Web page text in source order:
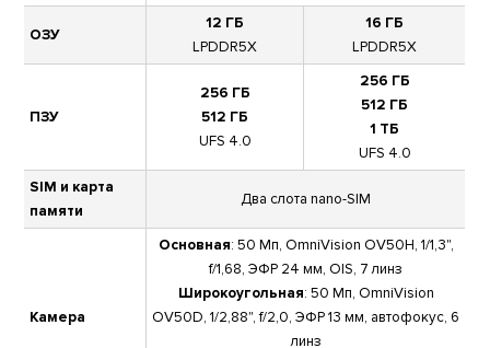
ОЗУ
12 ГБ
LPDDR5X
16 ГБ
LPDDR5X
ПЗУ
256 ГБ
512 ГБ
UFS 4.0
256 ГБ
512 ГБ
1 ТБ
UFS 4.0
SIM и карта
памяти
Два слота nano-SIM
Камера
Основная: 50 Мп, OmniVision OV50H, 1/1,3",
f/1,68, ЭФР 24 мм, OIS, 7 линз
Широкоугольная: 50 Мп, OmniVision
OV50D, 1/2,88", f/2,0, ЭФР 13 мм, автофокус, 6
линз